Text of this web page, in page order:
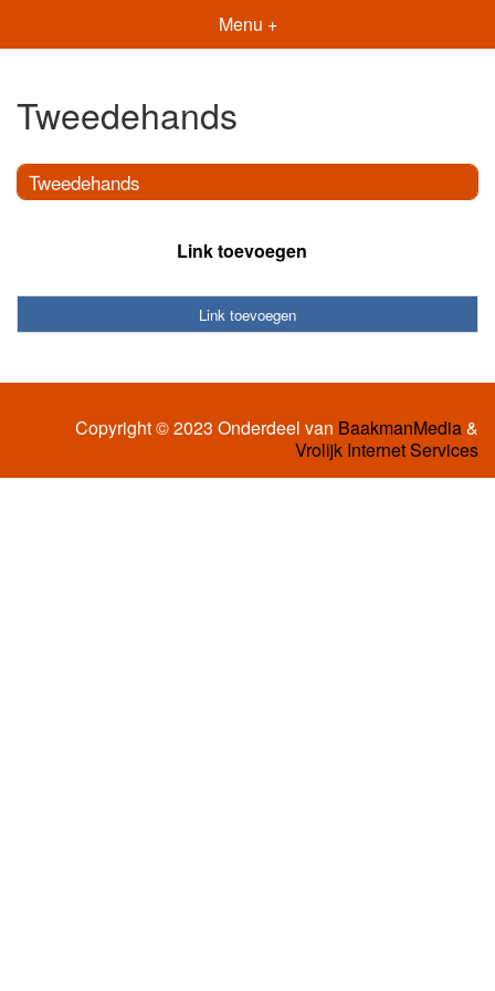
Menu +
Tweedehands
Tweedehands
Link toevoegen
Link toevoegen
Copyright © 2023 Onderdeel van BaakmanMedia&
Vrolijk Internet Services